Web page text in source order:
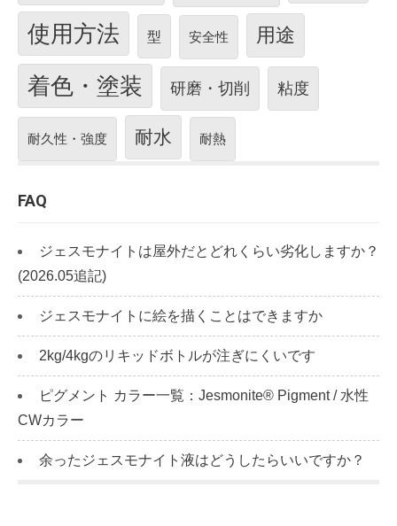
使用方法 型 安全性 用途
着色・塗装 研磨・切削 粘度
耐久性・強度 耐水 耐熱
FAQ
ジェスモナイトは屋外だとどれくらい劣化しますか？
(2026.05追記)
ジェスモナイトに絵を描くことはできますか
2kg/4kgのリキッドボトルが注ぎにくいです
ピグメント カラー一覧：Jesmonite® Pigment / 水性
CWカラー
余ったジェスモナイト液はどうしたらいいですか？